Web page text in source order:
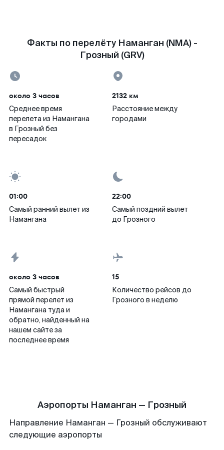
Факты по перелёту Наманган (NMA) -
Грозный (GRV)
около 3 часов
Среднее время
перелета из Намангана
в Грозный без
пересадок
2132 км
Расстояние между
городами
01:00
Самый ранний вылет из
Намангана
22:00
Самый поздний вылет
до Грозного
около 3 часов
Самый быстрый
прямой перелет из
Намангана туда и
обратно, найденный на
нашем сайте за
последнее время
15
Количество рейсов до
Грозного в неделю
Аэропорты Наманган — Грозный
Направление Наманган — Грозный обслуживают
следующие аэропорты